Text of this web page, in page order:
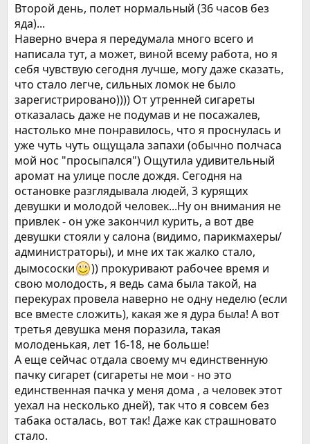
Второй день, полет нормальный (36 часов без
яда)...
Наверно вчера я передумала много всего и
написала тут, а может, виной всему работа, но я
себя чувствую сегодня лучше, могу даже сказать,
что стало легче, сильных ломок не было
зарегистрировано)))) От утренней сигареты
отказалась даже не подумав и не посажалев,
настолько мне понравилось, что я проснулась и
уже чуть чуть ощущала запахи (обычно полчаса
мой нос "просыпался") Ощутила удивительный
аромат на улице после дождя. Сегодня на
остановке разглядывала людей, 3 курящих
девушки и молодой человек...Ну он внимания не
привлек - он уже закончил курить, а вот две
девушки стояли у салона (видимо, парикмахеры/
администраторы), и мне их так жалко стало,
дымососки
)) прокуривают рабочее время и
свою молодость, я ведь сама была такой, на
перекурах провела наверно не одну неделю (если
все вместе сложить), какая же я дура была! А вот
третья девушка меня поразила, такая
молоденькая, лет 16-18, не больше!
А еще сейчас отдала своему мч единственную
пачку сигарет (сигареты не мои - но это
единственная пачка у меня дома , а человек этот
уехал на несколько дней), так что я совсем без
табака осталась, вот так! Даже как страшновато
стало.